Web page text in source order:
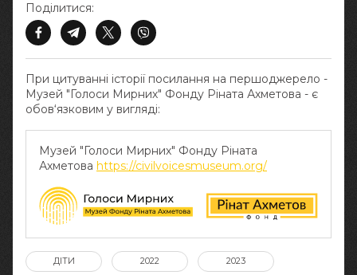
При цитуванні історії посилання на першоджерело -
Музей "Голоси Мирних" Фонду Ріната Ахметова - є
обов‘язковим у вигляді:
Музей "Голоси Мирних" Фонду Ріната
Ахметова https://civilvoicesmuseum.org/
Поділитися:
ДІТИ 2022 2023